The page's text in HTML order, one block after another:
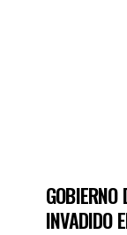
GOBIERNO
INVADIDO